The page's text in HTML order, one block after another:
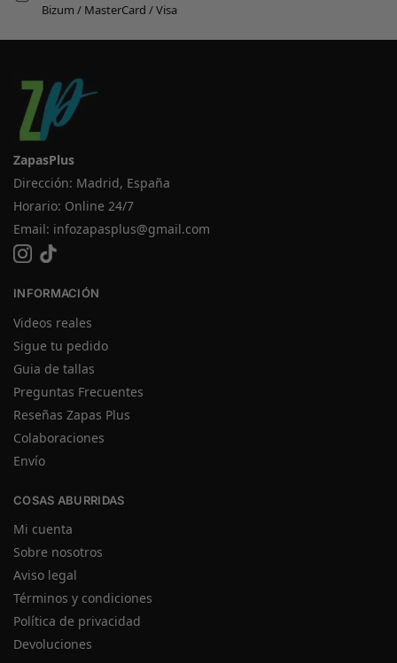
Bizum / MasterCard / Visa
ZapasPlus
Dirección: Madrid, España
Horario: Online 24/7
Email: infozapasplus@gmail.com
INFORMACIÓN
Videos reales
Sigue tu pedido
Guia de tallas
Preguntas Frecuentes
Reseñas Zapas Plus
Colaboraciones
Envío
COSAS ABURRIDAS
Mi cuenta
Sobre nosotros
Aviso legal
Términos y condiciones
Política de privacidad
Devoluciones